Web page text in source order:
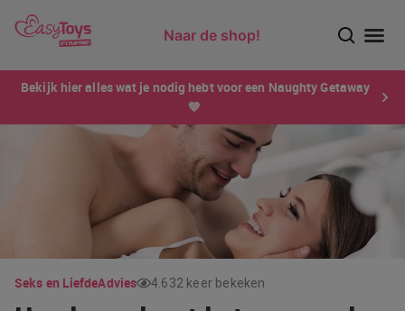
Naar de shop!
Bekijk hier alles wat je nodig hebt voor een Naughty Getaway
💙
Seks en LiefdeAdvies 4.632 keer bekeken